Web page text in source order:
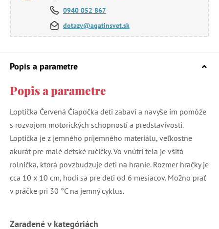
0940 052 867
dotazy@agatinsvet.sk
Popis a parametre
Popis a parametre
Loptička Červená Čiapočka deti zabaví a navyše im pomôže
s rozvojom motorických schopností a predstavivosti.
Loptička je z jemného príjemného materiálu, veľkostne
akurát pre malé detské ručičky. Vo vnútri tela je všitá
rolnička, ktorá povzbudzuje deti na hranie. Rozmer hračky je
cca 10 x 10 cm, hodí sa pre deti od 6 mesiacov. Možno prať
v práčke pri 30 °C na jemný cyklus.
Zaradené v kategóriách